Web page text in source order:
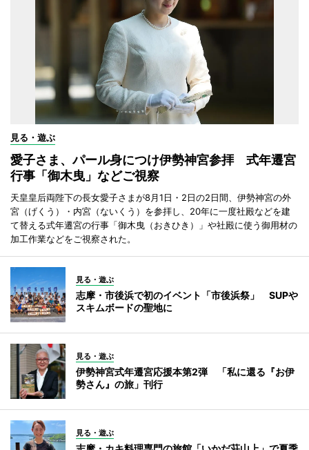
見る・遊ぶ
愛子さま、パール身につけ伊勢神宮参拝 式年遷宮
行事「御木曳」などご視察
天皇皇后両陛下の長女愛子さまが8月1日・2日の2日間、伊勢神宮の外
宮（げくう）・内宮（ないくう）を参拝し、20年に一度社殿などを建
て替える式年遷宮の行事「御木曳（おきひき）」や社殿に使う御用材の
加工作業などをご視察された。
見る・遊ぶ
志摩・市後浜で初のイベント「市後浜祭」 SUPや
スキムボードの聖地に
見る・遊ぶ
伊勢神宮式年遷宮応援本第2弾 「私に還る『お伊
勢さん』の旅」刊行
見る・遊ぶ